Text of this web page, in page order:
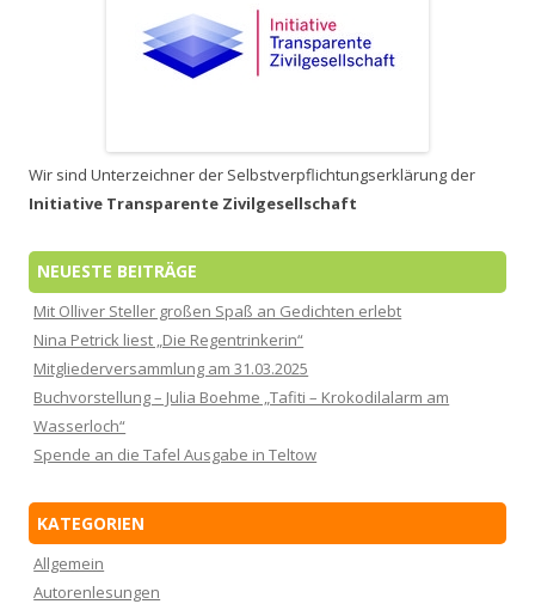
Wir sind Unterzeichner der Selbstverpflichtungserklärung der
Initiative Transparente Zivilgesellschaft
NEUESTE BEITRÄGE
Mit Olliver Steller großen Spaß an Gedichten erlebt
Nina Petrick liest „Die Regentrinkerin“
Mitgliederversammlung am 31.03.2025
Buchvorstellung – Julia Boehme „Tafiti – Krokodilalarm am
Wasserloch“
Spende an die Tafel Ausgabe in Teltow
KATEGORIEN
Allgemein
Autorenlesungen